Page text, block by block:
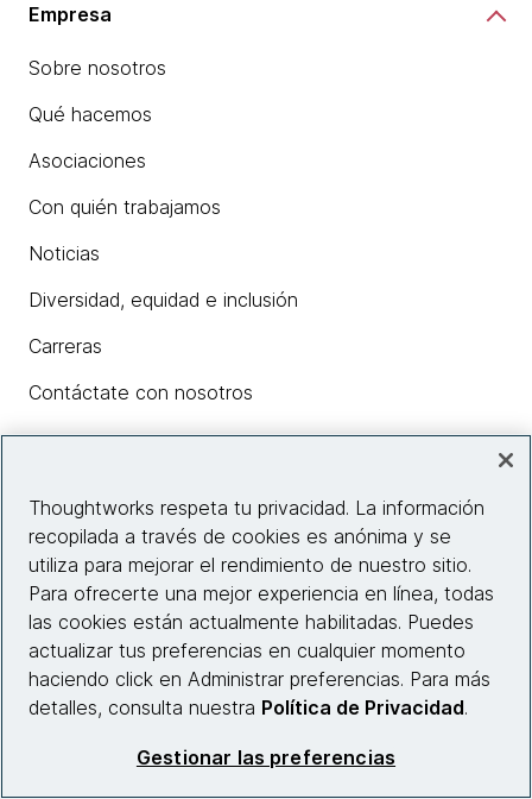
Empresa
Sobre nosotros
Qué hacemos
Asociaciones
Con quién trabajamos
Noticias
Diversidad, equidad e inclusión
Carreras
Contáctate con nosotros
Información del sitio web
Conecta con nosotros
Thoughtworks respeta tu privacidad. La información
recopilada a través de cookies es anónima y se
utiliza para mejorar el rendimiento de nuestro sitio.
Para ofrecerte una mejor experiencia en línea, todas
las cookies están actualmente habilitadas. Puedes
actualizar tus preferencias en cualquier momento
haciendo click en Administrar preferencias. Para más
detalles, consulta nuestra Política de Privacidad.
Gestionar las preferencias